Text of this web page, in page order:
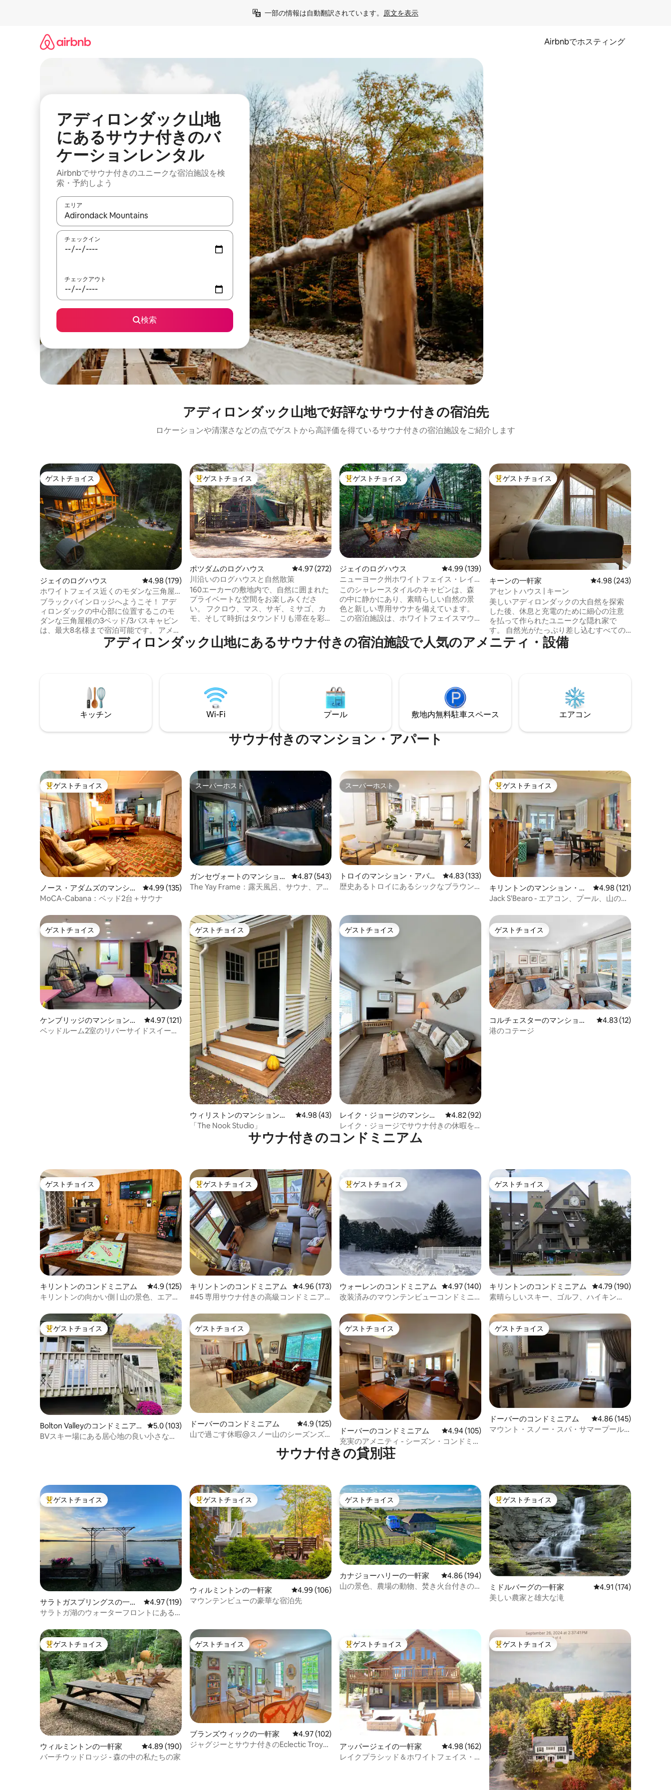
一部の情報は自動翻訳されています。 原文を表示
Airbnbでホスティング
アディロンダック山地
にあるサウナ付きのバ
ケーションレンタル
Airbnbでサウナ付きのユニークな宿泊施設を検
索・予約しよう
エリア
検索結果が表示されたら、上下の矢印キーを使って移動するか、画面をタッチまたはスワイプして検索結果を確認することができます。
チェックイン
チェックアウト
検索
アディロンダック山地で好評なサウナ付きの宿泊先
ロケーションや清潔さなどの点でゲストから高評価を得ているサウナ付きの宿泊施設をご紹介します
ゲストチョイス
ゲストチョイス
ジェイのログハウス レビュー179件、5つ星中4.98つ星の平均評価
4.98 (179)
ホワイトフェイス近くのモダンな三角屋
根の家（露天風呂・ジャグジー、サウナ
付き）
ブラックパインロッジへようこそ！ アデ
ィロンダックの中心部に位置するこのモ
ダンな三角屋根の3ベッド/3バスキャビン
は、最大8名様まで宿泊可能です。 アメニ
ティ： ホットタブ パノラマバレルサウナ
ビリヤード台 ヘリックスマットレス ファ
近隣のウィルミントン、キーン、レイク
プラシッドで、ほかのハイキングコース
や川、レストランも探してみましょう。
誰もが楽しめるこのロッジで、1日をリラ
ックスして終えましょう。
大好評のゲストチョイスです。
ゲストチョイス
ポツダムのログハウス レビュー272件、5つ星中4.97つ星の平均評価
4.97 (272)
川沿いのログハウスと自然散策
160エーカーの敷地内で、自然に囲まれた
プライベートな空間をお楽しみくださ
い。 フクロウ、マス、サギ、ミサゴ、カ
モ、そして時折はタウンドリも滞在を彩
上のプライベートなハイキングコースが
あります。 カヤックと釣り竿をご用意し
し、セルフチェックインを提供していま
す。 私たちは多様性を尊重し、あらゆる
コミュニティの方々を歓迎します。
大好評のゲストチョイスです。
ゲストチョイス
ジェイのログハウス レビュー139件、5つ星中4.99つ星の平均評価
4.99 (139)
ニューヨーク州ホワイトフェイス・レイ
クプラシッド近くのサウナ付き三角屋根
ログハウス
このシャレースタイルのキャビンは、森
の中に静かにあり、素晴らしい自然の景
色と新しい専用サウナを備えています。
この宿泊施設は、ホワイトフェイスマウ
ド、キーンバレーの近くのアディロンダ
ック公園にあり、一年中屋外探索と冒険
コートを利用できます。 キャビンでは、
サウナ、シャッフルボード、レコードプ
レーヤー、カラオケマシン、薪ストー
ブ、焚き火台をお楽しみいただけます。
大好評のゲストチョイスです。
ゲストチョイス
キーンの一軒家 レビュー243件、5つ星
4.98 (243)
アセントハウス | キーン
美しいアディロンダックの大自然を探索
した後、休息と充電のために細心の注意
を払って作られたユニークな隠れ家で
す。 自然光がたっぷり差し込むすべての
部屋から、自然の穏やかな景色を楽しめ
ます。 広々とした窓から、森を通して
の薪ストーブ式の伝統的なフィンランド
式サウナを体験し、アディロンダックの
厳しい天候を満喫しながら完全にリラッ
クスしてください。 ここを気に入ってい
ただければ幸いです。
アディロンダック山地にあるサウナ付きの宿泊施設で人気のアメニティ・設備
キッチン Wi-Fi プール 敷地内無料駐⁠車ス⁠ペ⁠ー⁠ス エアコン
サウナ付きのマンション・アパート
大好評のゲストチョイスです。
ゲストチョイス
ノース・アダムズのマンショ
ン・アパート
レビュー135件、5つ星中4.99つ星の平均評価
4.99 (135)
MoCA-Cabana：ベッド2台＋サウナ
スーパーホスト
スーパーホスト
ガンセヴォートのマンショ
ン・アパート
レビュー543件、5つ星中4.87つ星の平均評価
4.87 (543)
The Yay Frame：露天風呂、サウナ、アー
スーパーホスト
スーパーホスト
トロイのマンション・アパー
ト
レビュー133件、5つ星中4.83つ星の平均評価
4.83 (133)
歴史あるトロイにあるシックなブラウン
大好評のゲストチョイスです。
ゲストチョイス
キリントンのマンション・ア
パート
レビュー121件、5つ
4.98 (121)
Jack S'Bearo - エアコン、プール、山の景
ゲストチョイス
ゲストチョイス
ケンブリッジのマンション・
アパート
レビュー121件、5つ星中4.97つ星の平均評価
4.97 (121)
ベッドルーム2室のリバーサイドスイート
ゲストチョイス
ゲストチョイス
ウィリストンのマンション・
アパート
レビュー43件、5つ星中4.98つ星の平均評価
4.98 (43)
「The Nook Studio」
ゲストチョイス
ゲストチョイス
レイク・ジョージのマンショ
ン・アパート
レビュー92件、5つ星中4.82つ星の平均評価
4.82 (92)
レイク・ジョージでサウナ付きの休暇を
楽しもう！
ゲストチョイス
ゲストチョイス
コルチェスターのマンショ
ン・アパート
レビュー12件、5つ
4.83 (12)
港のコテージ
サウナ付きのコンドミニアム
ゲストチョイス
ゲストチョイス
キリントンのコンドミニアム レビュー125件、5つ星中4.9つ星の平均評価
4.9 (125)
キリントンの向かい側 | 山の景色、エアコ
大好評のゲストチョイスです。
ゲストチョイス
キリントンのコンドミニアム レビュー173件、5つ星中4.96つ星の平均評価
4.96 (173)
#45 専用サウナ付きの高級コンドミニア
大好評のゲストチョイスです。
ゲストチョイス
ウォーレンのコンドミニアム レビュー140件、5つ星中4.97つ星の平均評価
4.97 (140)
改装済みのマウンテンビューコンドミニ
ゲストチョイス
ゲストチョイス
キリントンのコンドミニアム レビュー190件、5つ
4.79 (190)
素晴らしいスキー、ゴルフ、ハイキン
大好評のゲストチョイスです。
ゲストチョイス
Bolton Valleyのコンドミニア
ム
レビュー103件、5つ星中5.0つ星の平均評価
5.0 (103)
BVスキー場にある居心地の良い小さな山
ゲストチョイス
ゲストチョイス
ドーバーのコンドミニアム レビュー125件、5つ星中4.9つ星の平均評価
4.9 (125)
山で過ごす休暇@スノー山のシーズンズ
ゲストチョイス
ゲストチョイス
ドーバーのコンドミニアム レビュー105件、5つ星中4.94つ星の平均評価
4.94 (105)
充実のアメニティ - シーズン・コンドミニ
アムのジム - スポーツセンター - プール
ゲストチョイス
ゲストチョイス
ドーバーのコンドミニアム レビュー145件、5つ
4.86 (145)
マウント・スノー・スパ・サマープール
サウナ付きの貸別荘
大好評のゲストチョイスです。
ゲストチョイス
サラトガスプリングスの一軒
家
レビュー119件、5つ星中4.97つ星の平均評価
4.97 (119)
サラトガ湖のウォーターフロントにある
大好評のゲストチョイスです。
ゲストチョイス
ウィルミントンの一軒家 レビュー106件、5つ星中4.99つ星の平均評価
4.99 (106)
マウンテンビューの豪華な宿泊先
ゲストチョイス
ゲストチョイス
カナジョーハリーの一軒家 レビュー194件、5つ星中4.86つ星の平均評価
4.86 (194)
山の景色、農場の動物、焚き火台付きの
大好評のゲストチョイスです。
ゲストチョイス
ミドルバーグの一軒家 レビュー174件、5つ
4.91 (174)
美しい農家と雄大な滝
大好評のゲストチョイスです。
ゲストチョイス
ウィルミントンの一軒家 レビュー190件、5つ星中4.89つ星の平均評価
4.89 (190)
バーチウッドロッジ - 森の中の私たちの家
ゲストチョイス
ゲストチョイス
ブランズウィックの一軒家 レビュー102件、5つ星中4.97つ星の平均評価
4.97 (102)
ジャグジーとサウナ付きのEclectic Troy
大好評のゲストチョイスです。
ゲストチョイス
アッパージェイの一軒家 レビュー162件、5つ星中4.98つ星の平均評価
4.98 (162)
レイクプラシッド＆ホワイトフェイス・
大好評のゲストチョイスです。
ゲストチョイス